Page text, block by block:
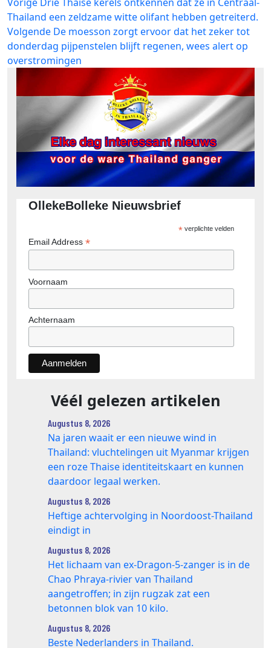
navigatie
bericht:
Thailand een zeldzame witte olifant hebben getreiterd.
Volgende Volgend
bericht:
De moesson zorgt ervoor dat het zeker tot
donderdag pijpenstelen blijft regenen, wees alert op
overstromingen
OllekeBolleke Nieuwsbrief
*verplichte velden
Email Address *
Voornaam
Achternaam
Véél gelezen artikelen
Augustus 8, 2026
Na jaren waait er een nieuwe wind in
Thailand: vluchtelingen uit Myanmar krijgen
een roze Thaise identiteitskaart en kunnen
daardoor legaal werken.
Augustus 8, 2026
Heftige achtervolging in Noordoost-Thailand
eindigt in
Augustus 8, 2026
Het lichaam van ex-Dragon‑5‑zanger is in de
Chao Phraya‑rivier van Thailand
aangetroffen; in zijn rugzak zat een
betonnen blok van 10 kilo.
Augustus 8, 2026
Beste Nederlanders in Thailand.